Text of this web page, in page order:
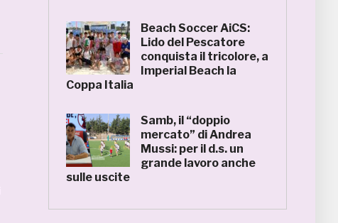
Beach Soccer AiCS:
Lido del Pescatore
conquista il tricolore, a
Imperial Beach la
Coppa Italia
Samb, il “doppio
mercato” di Andrea
Mussi: per il d.s. un
grande lavoro anche
sulle uscite